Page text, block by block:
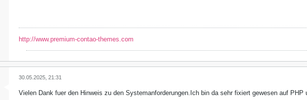
http://www.premium-contao-themes.com
30.05.2025, 21:31
Vielen Dank fuer den Hinweis zu den Systemanforderungen.Ich bin da sehr fixiert gewesen auf PHP